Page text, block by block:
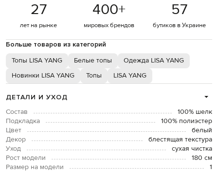
27
лет на рынке
400+
мировых брендов
57
бутиков в Украине
Больше товаров из категорий
Топы LISA YANG Белые топы
Одежда LISA YANG
Новинки LISA YANG
Топы LISA YANG
ДЕТАЛИ И УХОД
Состав
100% шелк
Подкладка
100% полиэстер
Цвет
белый
Декор
блестящая текстура
Уход
сухая чистка
Рост модели
180 см
Размер на модели
1